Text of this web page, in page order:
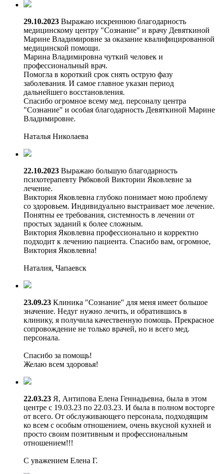
29.10.2023 Выражаю искреннюю благодарность
медицинскому центру "Сознание" и врачу Девяткиной
Марине Владимировне за оказание квалифицированной
медицинской помощи.
Марина Владимировна чуткий человек и
профессиональный врач.
Помогла в короткий срок снять острую фазу
заболевания. И самое главное указан период
дальнейшего восстановления.
Спасибо огромное всему мед. персоналу центра
"Сознание" и особая благодарность Девяткиной Марине
Владимировне.
Наталья Николаева
22.10.2023 Выражаю большую благодарность
психотерапевту Рябковой Виктории Яковлевне за
лечение.
Виктория Яковлевна глубоко понимает мою проблему
со здоровьем. Индивидуально выстраивает мое лечение.
Понятны ее требования, системность в лечении от
простых заданий к более сложным.
Виктория Яковлевна профессионально и корректно
подходит к лечению пациента. Спасибо вам, огромное,
Виктория Яковлевна!
Наталия, Чапаевск
23.09.23 Клиника "Сознание" для меня имеет большое
значение. Недуг нужно лечить, и обратившись в
клинику, я получила качественную помощь. Прекрасное
сопровождение не только врачей, но и всего мед.
персонала.
Спасибо за помощь!
Желаю всем здоровья!
22.03.23 Я, Антипова Елена Геннадьевна, была в этом
центре с 19.03.23 по 22.03.23. И была в полном восторге
от всего. От обслуживающего персонала, подходящим
ко всем с особым отношением, очень вкусной кухней и
просто своим позитивным и профессиональным
отношением!!!
С уважением Елена Г.